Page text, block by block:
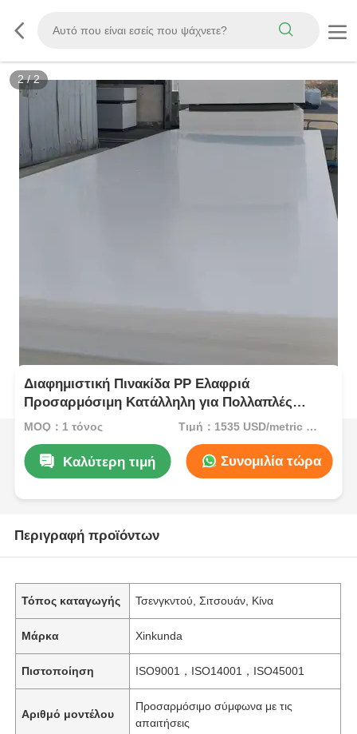
2/2
Διαφημιστική Πινακίδα PP Ελαφριά
Προσαρμόσιμη Κατάλληλη για Πολλαπλές
Διαφημιστικές Εφαρμογές
MOQ：1 τόνος Τιμή：1535 USD/metric ton (current price)
Καλύτερη τιμή Συνομιλία τώρα
Περιγραφή προϊόντων
Τόπος καταγωγής Τσενγκντού, Σιτσουάν, Κίνα
Μάρκα Xinkunda
Πιστοποίηση ISO9001，ISO14001，ISO45001
Αριθμό μοντέλου
Προσαρμόσιμο σύμφωνα με τις
απαιτήσεις